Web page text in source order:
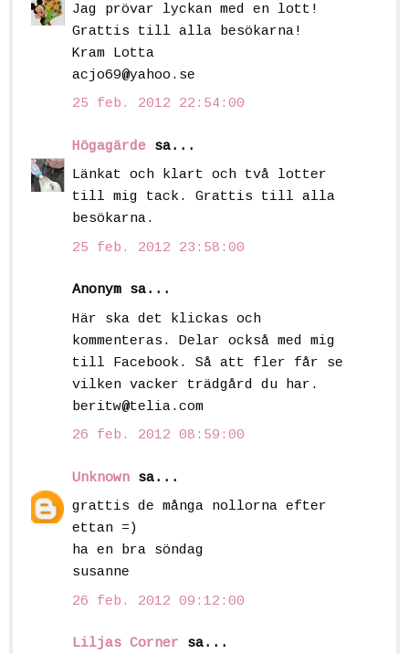
Jag prövar lyckan med en lott!
Grattis till alla besökarna!
Kram Lotta
acjo69@yahoo.se
25 feb. 2012 22:54:00
Högagärde sa...
Länkat och klart och två lotter
till mig tack. Grattis till alla
besökarna.
25 feb. 2012 23:58:00
Anonym sa...
Här ska det klickas och
kommenteras. Delar också med mig
till Facebook. Så att fler får se
vilken vacker trädgård du har.
beritw@telia.com
26 feb. 2012 08:59:00
Unknown sa...
grattis de många nollorna efter
ettan =)
ha en bra söndag
susanne
26 feb. 2012 09:12:00
Liljas Corner sa...